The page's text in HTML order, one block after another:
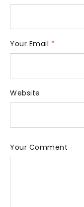
Your Email *
Website
Your Comment